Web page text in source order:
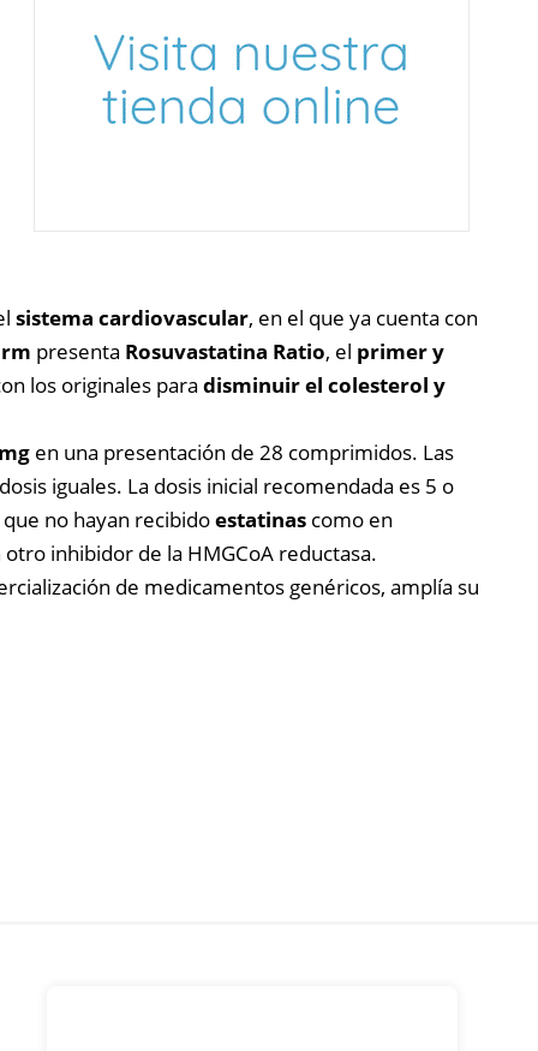
sistema cardiovascular, en el que ya cuenta con
presenta Rosuvastatina Ratio, el primer y
los originales para disminuir el colesterol y
en una presentación de 28 comprimidos. Las
iguales. La dosis inicial recomendada es 5 o
no hayan recibidoestatinas como en
inhibidor de la HMGCoA reductasa.
de medicamentos genéricos, amplía su